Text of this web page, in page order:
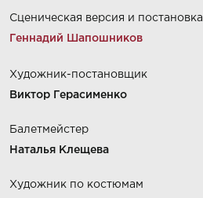
Сценическая версия и постановка
Геннадий Шапошников
Художник-постановщик
Виктор Герасименко
Балетмейстер
Наталья Клещева
Художник по костюмам